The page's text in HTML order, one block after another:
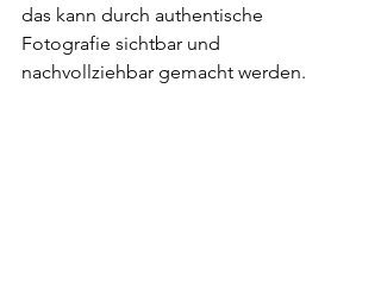
das kann durch authentische
Fotografie sichtbar und
nachvollziehbar gemacht werden.